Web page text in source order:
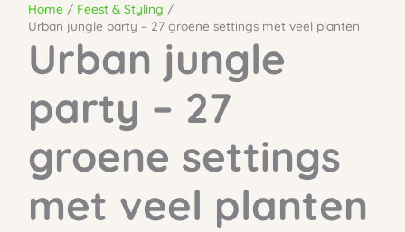
Home
Feest & Styling
Urban jungle party – 27 groene settings met veel planten
Urban jungle
party – 27
groene settings
met veel planten